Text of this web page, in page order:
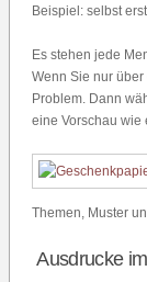
Beispiel: selbst
Es stehen jede
Wenn Sie nur
Problem. Dann
eine Vorschau wie
Themen, Muster
Ausdrucke